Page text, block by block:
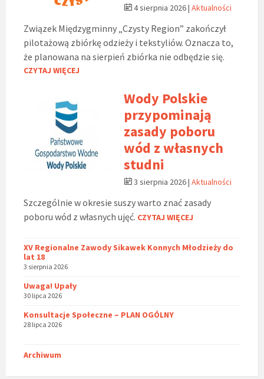
4 sierpnia 2026| Aktualności
Związek Międzygminny „Czysty Region” zakończył
pilotażową zbiórkę odzieży i tekstyliów. Oznacza to,
że planowana na sierpień zbiórka nie odbędzie się.
CZYTAJ WIĘCEJ
Wody Polskie
przypominają
zasady poboru
wód z własnych
studni
3 sierpnia 2026| Aktualności
Szczególnie w okresie suszy warto znać zasady
poboru wód z własnych ujęć. CZYTAJ WIĘCEJ
XV Regionalne Zawody Sikawek Konnych Młodzieży do
lat 18
3 sierpnia 2026
Uwaga! Upały
30 lipca 2026
Konsultacje Społeczne – PLAN OGÓLNY
28 lipca 2026
Archiwum